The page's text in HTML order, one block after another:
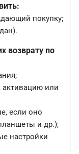
покупку;
возврату по
активацию или
если оно
и др.);
настройки